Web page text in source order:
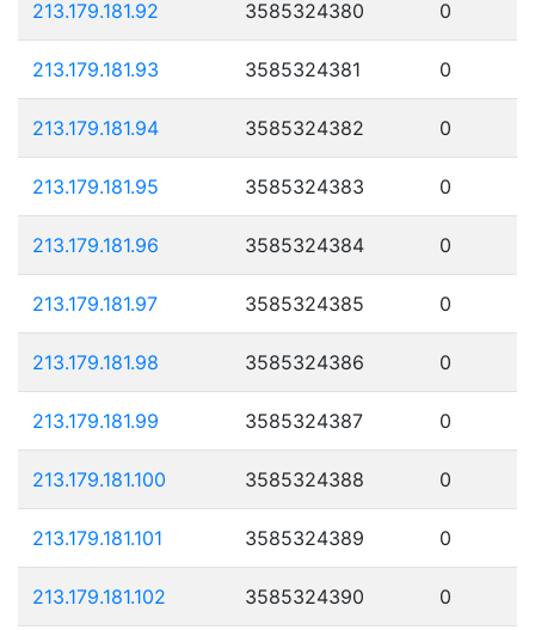
213.179.181.92 3585324380 0
213.179.181.93 3585324381 0
213.179.181.94 3585324382 0
213.179.181.95 3585324383 0
213.179.181.96 3585324384 0
213.179.181.97 3585324385 0
213.179.181.98 3585324386 0
213.179.181.99 3585324387 0
213.179.181.100 3585324388 0
213.179.181.101 3585324389 0
213.179.181.102 3585324390 0